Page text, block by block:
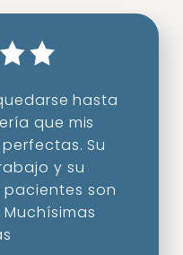
hasta
que mis
Su
y su
son